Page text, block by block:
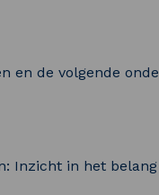
en de volgende
Inzicht in het